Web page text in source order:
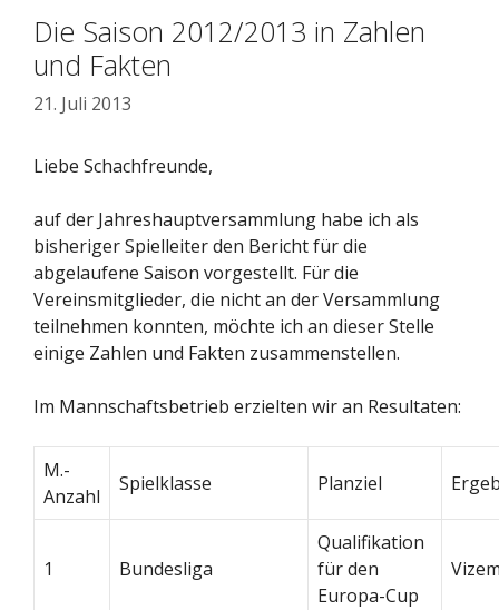
Die Saison 2012/2013 in Zahlen
und Fakten
21. Juli 2013
Liebe Schachfreunde,
auf der Jahreshauptversammlung habe ich als
bisheriger Spielleiter den Bericht für die
abgelaufene Saison vorgestellt. Für die
Vereinsmitglieder, die nicht an der Versammlung
teilnehmen konnten, möchte ich an dieser Stelle
einige Zahlen und Fakten zusammenstellen.
Im Mannschaftsbetrieb erzielten wir an Resultaten:
M.-
Anzahl
Spielklasse Planziel
1 Bundesliga
Qualifikation
für den
Europa-Cup